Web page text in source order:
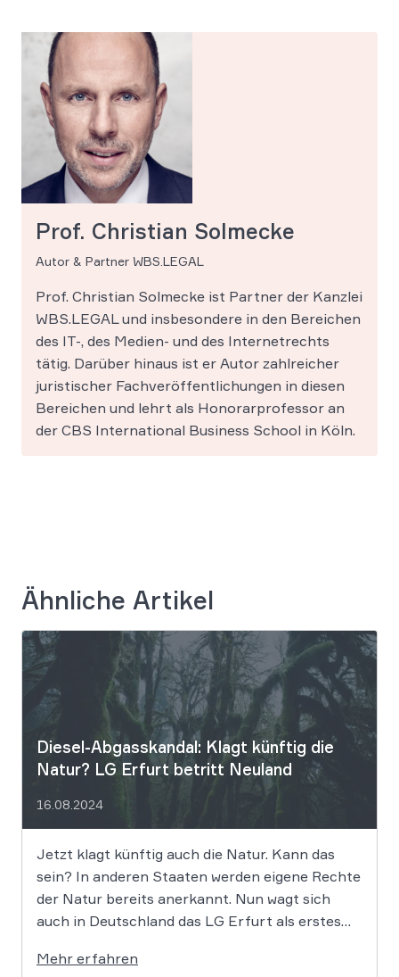
Prof. Christian Solmecke
Autor & Partner WBS.LEGAL
Prof. Christian Solmecke ist Partner der Kanzlei
WBS.LEGAL und insbesondere in den Bereichen
des IT-, des Medien- und des Internetrechts
tätig. Darüber hinaus ist er Autor zahlreicher
juristischer Fachveröffentlichungen in diesen
Bereichen und lehrt als Honorarprofessor an
der CBS International Business School in Köln.
Ähnliche Artikel
Diesel-Abgasskandal: Klagt künftig die
Natur? LG Erfurt betritt Neuland
16.08.2024
Jetzt klagt künftig auch die Natur. Kann das
sein? In anderen Staaten werden eigene Rechte
der Natur bereits anerkannt. Nun wagt sich
auch in Deutschland das LG Erfurt als erstes
Neuland. Und das ausgerechnet in einem Diesel-
Mehr erfahren